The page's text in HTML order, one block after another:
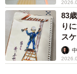
83
り
ス
ま